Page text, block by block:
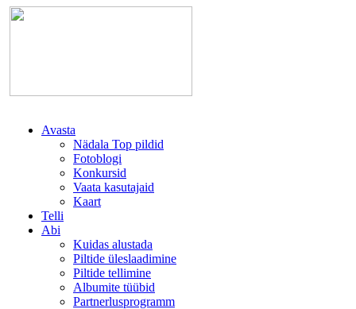
Avasta
Nädala Top pildid
Fotoblogi
Konkursid
Vaata kasutajaid
Kaart
Telli
Abi
Kuidas alustada
Piltide üleslaadimine
Piltide tellimine
Albumite tüübid
Partnerlusprogramm